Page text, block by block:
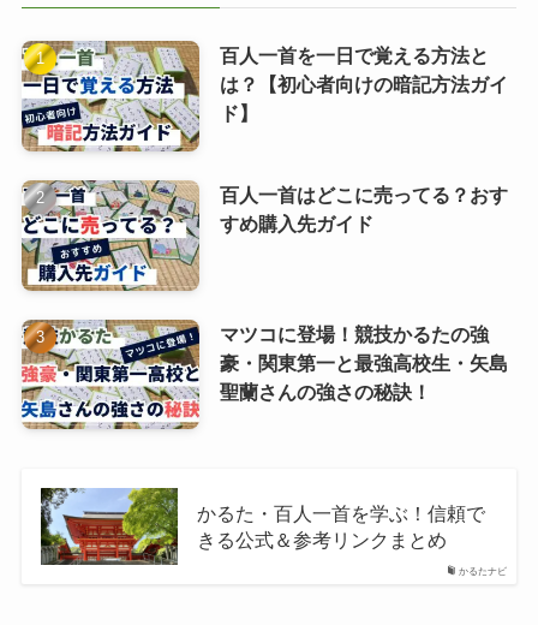
百人一首を一日で覚える方法と
は？【初心者向けの暗記方法ガイ
ド】
百人一首はどこに売ってる？おす
すめ購入先ガイド
マツコに登場！競技かるたの強
豪・関東第一と最強高校生・矢島
聖蘭さんの強さの秘訣！
かるたナビ
かるた・百人一首を学ぶ！信頼で
きる公式＆参考リンクまとめ